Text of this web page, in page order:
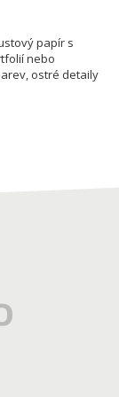
papír s
nebo
ostré detaily